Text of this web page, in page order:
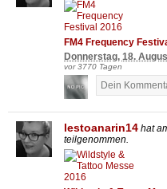
FM4 Frequency
Donnerstag, 18.
vor 3770 Tagen
lestoanarin14 hat
teilgenommen.